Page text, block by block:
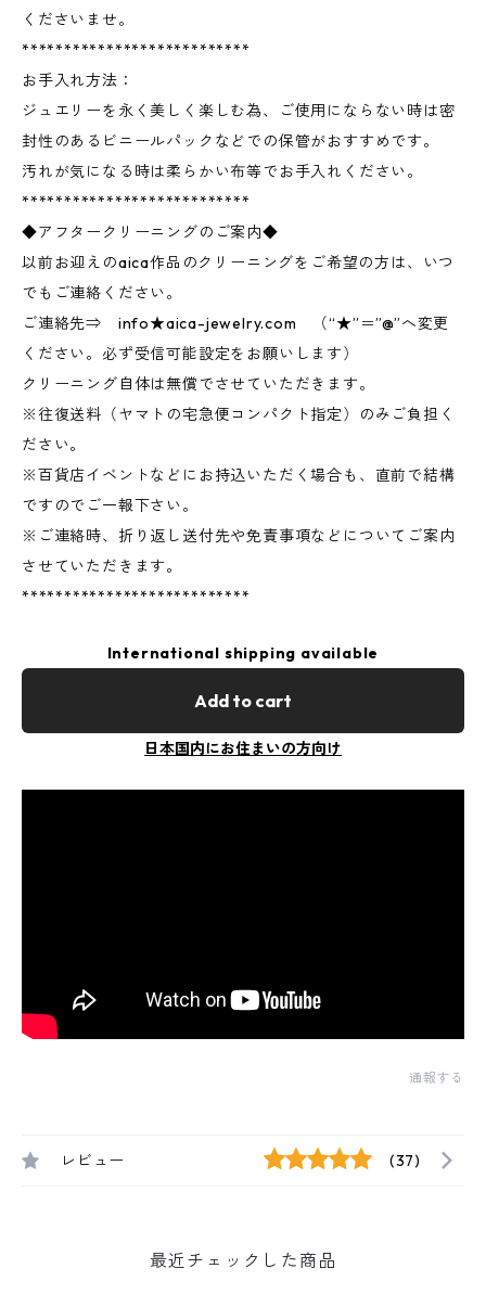
くださいませ。
***************************
お手入れ方法：
ジュエリーを永く美しく楽しむ為、ご使用にならない時は密
封性のあるビニールパックなどでの保管がおすすめです。
汚れが気になる時は柔らかい布等でお手入れください。
***************************
◆アフタークリーニングのご案内◆
以前お迎えのaica作品のクリーニングをご希望の方は、いつ
でもご連絡ください。
ご連絡先⇒ info★aica-jewelry.com （“★”＝”@”へ変更
ください。必ず受信可能設定をお願いします）
クリーニング自体は無償でさせていただきます。
※往復送料（ヤマトの宅急便コンパクト指定）のみご負担く
ださい。
※百貨店イベントなどにお持込いただく場合も、直前で結構
ですのでご一報下さい。
※ご連絡時、折り返し送付先や免責事項などについてご案内
させていただきます。
***************************
International shipping available
Add to cart
日本国内にお住まいの方向け
通報する
レビュー (37)
最近チェックした商品